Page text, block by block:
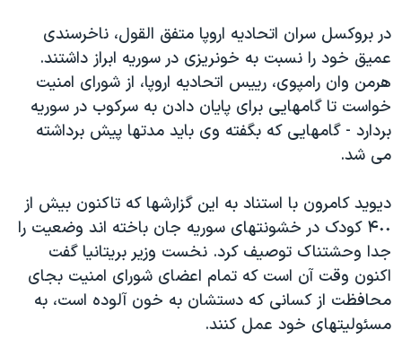
صفحه‌های ویژه
سفر پرزیدنت ترامپ به چین
در بروکسل سران اتحاديه اروپا متفق القول، ناخرسندی
عميق خود را نسبت به خونريزی در سوريه ابراز داشتند.
هرمن وان رامپوی، رييس اتحاديه اروپا، از شورای امنيت
خواست تا گامهايی برای پايان دادن به سرکوب در سوريه
بردارد - گامهايی که بگفته وی بايد مدتها پيش برداشته
می شد.
ديويد کامرون با استناد به اين گزارشها که تاکنون بيش از
۴٠٠ کودک در خشونتهای سوريه جان باخته اند وضعيت را
جدا وحشتناک توصيف کرد. نخست وزير بريتانيا گفت
اکنون وقت آن است که تمام اعضای شورای امنيت بجای
محافظت از کسانی که دستشان به خون آلوده است، به
مسئوليتهای خود عمل کنند.